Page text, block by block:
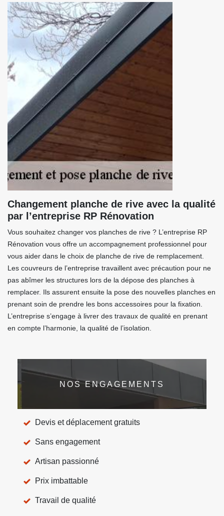
Changement planche de rive avec la qualité
par l’entreprise RP Rénovation
Vous souhaitez changer vos planches de rive ? L’entreprise RP
Rénovation vous offre un accompagnement professionnel pour
vous aider dans le choix de planche de rive de remplacement.
Les couvreurs de l’entreprise travaillent avec précaution pour ne
pas abîmer les structures lors de la dépose des planches à
remplacer. Ils assurent ensuite la pose des nouvelles planches en
prenant soin de prendre les bons accessoires pour la fixation.
L’entreprise s’engage à livrer des travaux de qualité en prenant
en compte l’harmonie, la qualité de l’isolation.
NOS ENGAGEMENTS
Devis et déplacement gratuits
Sans engagement
Artisan passionné
Prix imbattable
Travail de qualité